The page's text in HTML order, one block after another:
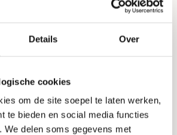
Details Over
cookies
om de site soepel te laten werken,
te bieden en social media functies
We delen soms gegevens met
digestief of in cocktails
traditie
Italië en wordt traditioneel
waar citroenen langzaam rijpen in